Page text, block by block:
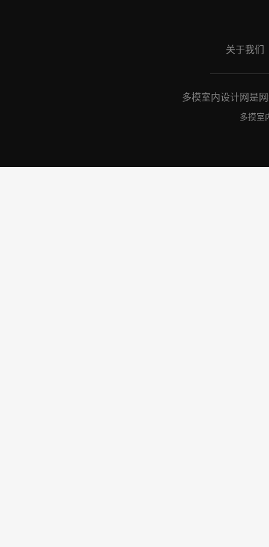
关于我们
多模室内设计网是
多摸室